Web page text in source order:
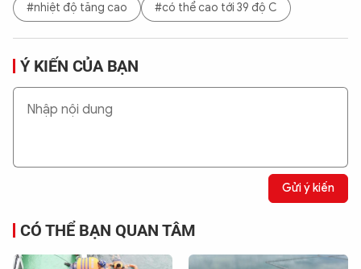
#nhiệt độ tăng cao
#có thể cao tới 39 độ C
Ý KIẾN CỦA BẠN
Gửi ý kiến
CÓ THỂ BẠN QUAN TÂM